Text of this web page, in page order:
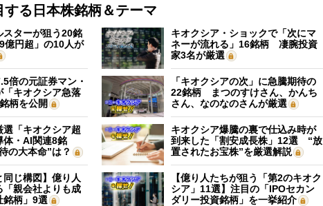
する日本株銘柄＆テーマ
スターが狙う20銘
億円超」の10人が
キオクシア・ショックで「次にマ
ネーが流れる」16銘柄 凄腕投資
家3名が厳選
倍の元証券マン・
「キオクシア急落
柄を公開
「キオクシアの次」に急騰期待の
22銘柄 まつのすけさん、かんち
さん、なのなのさんが厳選
「キオクシア超
体・AI関連8銘
の大本命”は？
キオクシア爆騰の裏で仕込み時が
到来した「割安成長株」12選 “放
置されたお宝株”を厳選解説
同じ構図】億り人
「親会社よりも成
銘柄」9選
【億り人たちが狙う「第2のキオク
シア」11選】注目の「IPOセカン
ダリー投資銘柄」を一挙紹介